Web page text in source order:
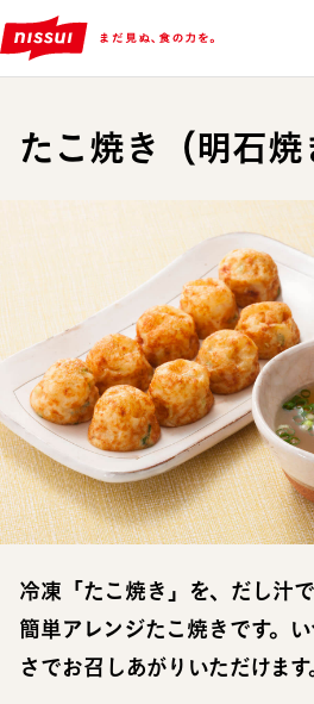
たこ焼き（明石焼
冷凍「たこ焼き」を、だし汁
簡単アレンジたこ焼きです。
さでお召しあがりいただけます